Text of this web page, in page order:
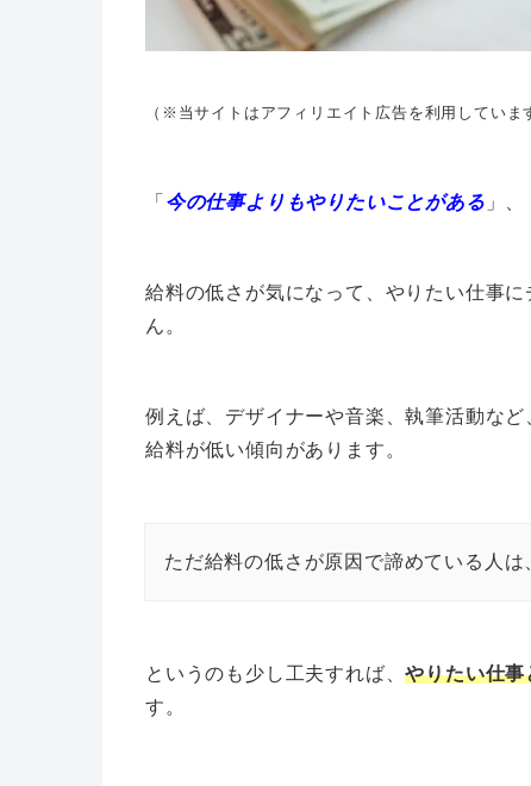
（※当サイトはアフィリエイト広告を利用していま
「 今の仕事よりもやりたいことがある 」、
給料の低さが気になって、やりたい仕事
ん。
例えば、デザイナーや音楽、執筆活動な
給料が低い傾向があります。
ただ給料の低さが原因で諦めている人は
というのも少し工夫すれば、やりたい仕
す。